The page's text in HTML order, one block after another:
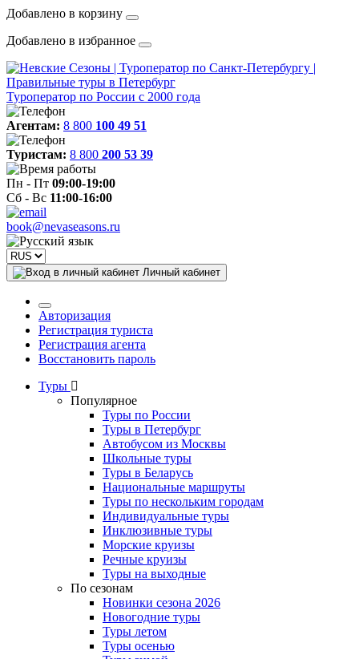
Добавлено в корзину
Добавлено в избранное
Туроператор по России с 2000 года
Агентам: 8 800 100 49 51
Туристам: 8 800 200 53 39
Пн - Пт 09:00-19:00
Сб - Вс 11:00-16:00
book@nevaseasons.ru
Личный кабинет
Авторизация
Регистрация туриста
Регистрация агента
Восстановить пароль
Туры
Популярное
Туры по России
Туры в Петербург
Автобусом из Москвы
Школьные туры
Туры в Беларусь
Национальные маршруты
Туры по нескольким городам
Индивидуальные туры
Инклюзивные туры
Морские круизы
Речные круизы
Туры на выходные
По сезонам
Новинки сезона 2026
Новогодние туры
Туры летом
Туры осенью